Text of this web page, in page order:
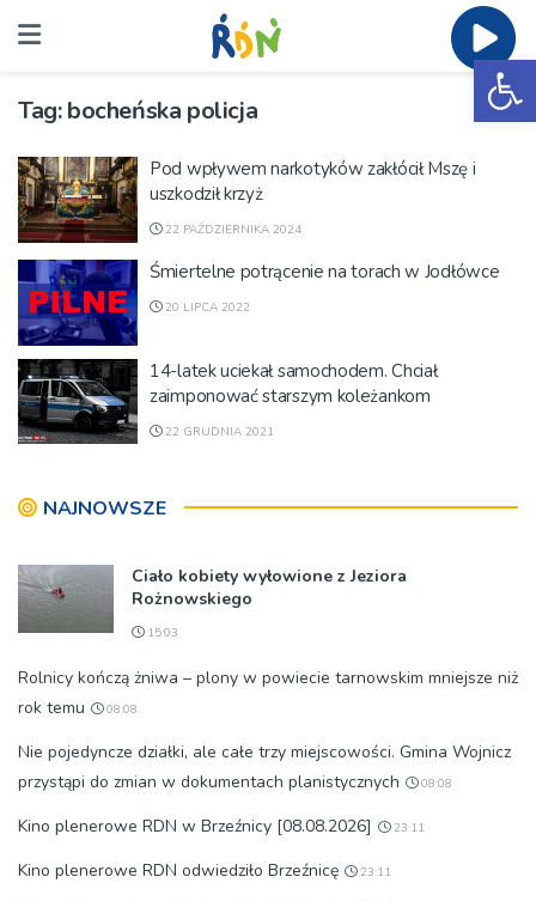
Tag:bocheńska policja
Pod wpływem narkotyków zakłócił Mszę i
uszkodził krzyż
22 PAŹDZIERNIKA 2024
Śmiertelne potrącenie na torach w Jodłówce
20 LIPCA 2022
14-latek uciekał samochodem. Chciał
zaimponować starszym koleżankom
22 GRUDNIA 2021
NAJNOWSZE
Ciało kobiety wyłowione z Jeziora
Rożnowskiego
15:03
Rolnicy kończą żniwa – plony w powiecie tarnowskim mniejsze niż
rok temu
08:08
Nie pojedyncze działki, ale całe trzy miejscowości. Gmina Wojnicz
przystąpi do zmian w dokumentach planistycznych
08:08
Kino plenerowe RDN w Brzeźnicy [08.08.2026] 23:11
Kino plenerowe RDN odwiedziło Brzeźnicę 23:11